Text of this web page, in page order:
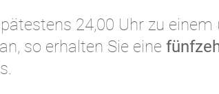
24,00 Uhr zu
so erhalten Sie eine